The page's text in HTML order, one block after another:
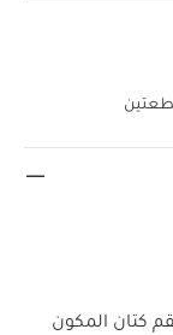
كتان المكون